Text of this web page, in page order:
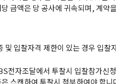
금액은 당 공사에 귀속되며, 계약
입찰자격 제한이 있는 경우 입찰
전자조달에서 투찰시 입찰참가신
스캔하여 투찰시 첨부하여야 합니